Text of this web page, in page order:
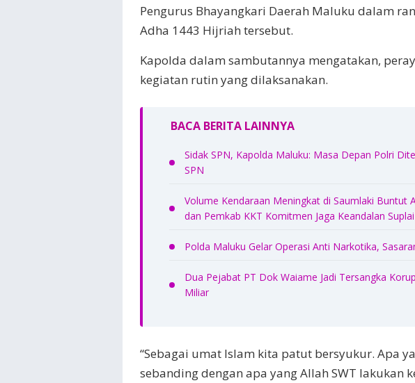
Pengurus Bhayangkari Daerah Maluku dalam
Adha 1443 Hijriah tersebut.
Kapolda dalam sambutannya mengatakan,
kegiatan rutin yang dilaksanakan.
BACA BERITA LAINNYA
Sidak SPN, Kapolda Maluku: Masa Depan Polri
SPN
Volume Kendaraan Meningkat di Saumlaki Buntut
dan Pemkab KKT Komitmen Jaga Keandalan
Polda Maluku Gelar Operasi Anti Narkotika,
Dua Pejabat PT Dok Waiame Jadi Tersangka
Miliar
“Sebagai umat Islam kita patut bersyukur. Apa
sebanding dengan apa yang Allah SWT lakukan